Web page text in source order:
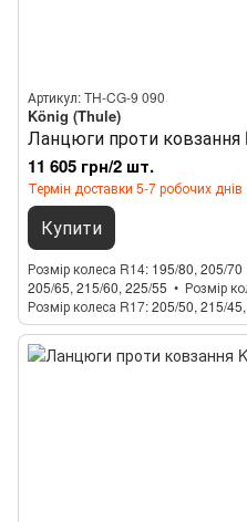
Артикул: TH-CG-9 090
König (Thule)
Ланцюги проти ковзання
11 605 грн/2 шт.
Термін доставки 5-7 робочих днів
Купити
Розмір колеса R14 195/80, 205/70
205/65, 215/60, 225/55
Розмір
Розмір колеса R17 205/50, 215/